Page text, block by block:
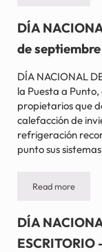
DÍA
de septiembre
DÍA NACIONAL
la Puesta a
propietarios que
calefacción de
refrigeración
punto sus
Read more
DÍA
DÍA
ESCRITORIO